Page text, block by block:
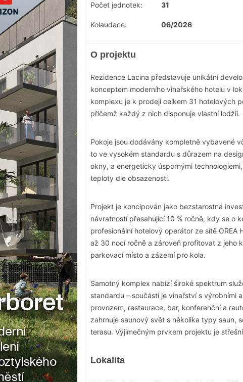
Počet jednotek: 31
Kolaudace: 06/2026
O projektu
Rezidence Lacina představuje unikátní
konceptem moderního vinařského hotelu v
komplexu je k prodeji celkem 31 hotelových
přičemž každý z nich disponuje vlastní lodžií.
Pokoje jsou dodávány kompletně vybavené
to ve vysokém standardu s důrazem na
okny, a energeticky úspornými
teploty dle obsazenosti.
Projekt je koncipován jako bezstarostná
návratností přesahující 10 % ročně, kdy se o
profesionální hotelový operátor ze sítě OREA
až 30 nocí ročně a zároveň profitovat z jeho
parkovací místo a zázemí pro kola.
Samotný komplex nabízí široké spektrum
standardu – součástí je vinařství s výrobními
provozem, restaurace, bar, konferenční a
zahrnuje saunový svět s několika typy saun,
terasu. Výjimečným prvkem projektu je
Lokalita